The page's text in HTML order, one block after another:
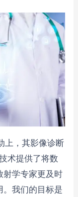
上，其影像诊断
术提供了将数
射学专家更及时
。我们的目标是